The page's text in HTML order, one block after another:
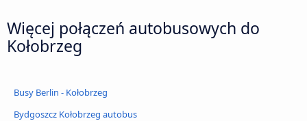
Więcej połączeń autobusowych do
Kołobrzeg
Busy Berlin - Kołobrzeg
Bydgoszcz Kołobrzeg autobus